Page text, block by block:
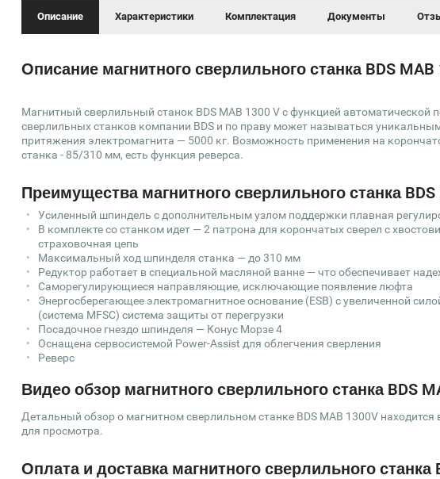
Описание Характеристики Комплектация Документы
Описание магнитного сверлильного станка BDS MAB
Магнитный сверлильный станок BDS MAB 1300 V с функцией автоматической
сверлильных станков компании BDS и по праву может называться
притяжения электромагнита — 5000 кг. Возможность применения на
станка - 85/310 мм, есть функция реверса.
Преимущества магнитного сверлильного станка BDS
Усиленный шпиндель с дополнительным узлом поддержки плавная
В комплекте со станком идет — 2 патрона для корончатых сверел с
страховочная цепь
Максимальный ход шпинделя станка — до 310 мм
Редуктор работает в специальной масляной ванне — что обеспечивает
Саморегулирующиеся направляющие, исключающие появление люфта
Энергосберегающее электромагнитное основание (ESB) с увеличенной
(система MFSC) система защиты от перегрузки
Посадочное гнездо шпинделя — Конус Морзе 4
Оснащена сервосистемой Power-Assist для облегчения сверления
Реверс
Видео обзор магнитного сверлильного станка BDS
Детальный обзор о магнитном сверлильном станке BDS MAB 1300V находится
для просмотра.
Оплата и доставка магнитного сверлильного станка